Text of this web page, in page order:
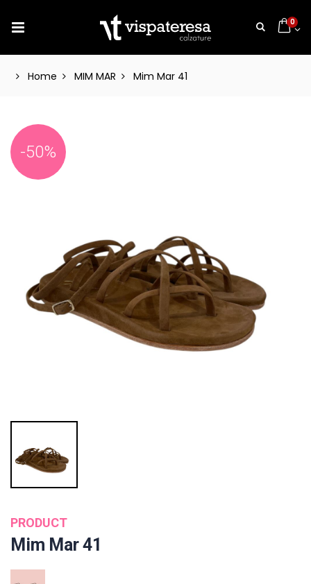
0
Home MIM MAR Mim Mar 41
-50%
PRODUCT
Mim Mar 41